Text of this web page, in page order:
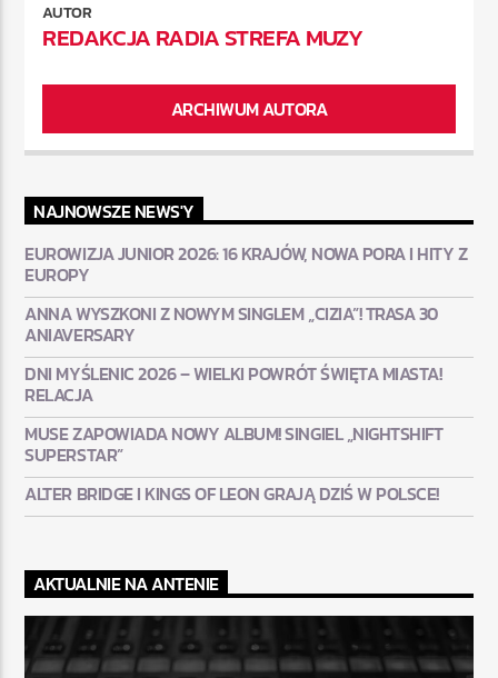
AUTOR
REDAKCJA RADIA STREFA MUZY
ARCHIWUM AUTORA
NAJNOWSZE NEWS'Y
EUROWIZJA JUNIOR 2026: 16 KRAJÓW, NOWA PORA I HITY Z
EUROPY
ANNA WYSZKONI Z NOWYM SINGLEM „CIZIA”! TRASA 30
ANIAVERSARY
DNI MYŚLENIC 2026 – WIELKI POWRÓT ŚWIĘTA MIASTA!
RELACJA
MUSE ZAPOWIADA NOWY ALBUM! SINGIEL „NIGHTSHIFT
SUPERSTAR”
ALTER BRIDGE I KINGS OF LEON GRAJĄ DZIŚ W POLSCE!
AKTUALNIE NA ANTENIE